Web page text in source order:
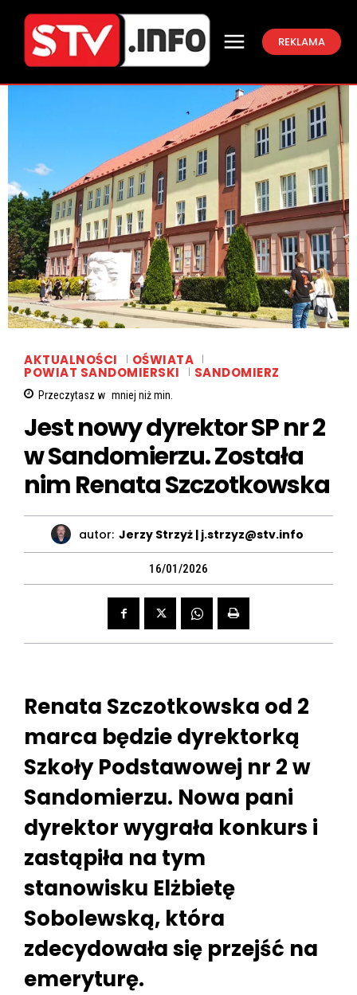
REKLAMA
AKTUALNOŚCI OŚWIATA
POWIAT SANDOMIERSKI SANDOMIERZ
Przeczytasz w mniej niżmin.
Jest nowy dyrektor SP nr 2
w Sandomierzu. Została
nim Renata Szczotkowska
autor: Jerzy Strzyż | j.strzyz@stv.info
16/01/2026
Renata Szczotkowska od 2
marca będzie dyrektorką
Szkoły Podstawowej nr 2 w
Sandomierzu. Nowa pani
dyrektor wygrała konkurs i
zastąpiła na tym
stanowisku Elżbietę
Sobolewską, która
zdecydowała się przejść na
emeryturę.